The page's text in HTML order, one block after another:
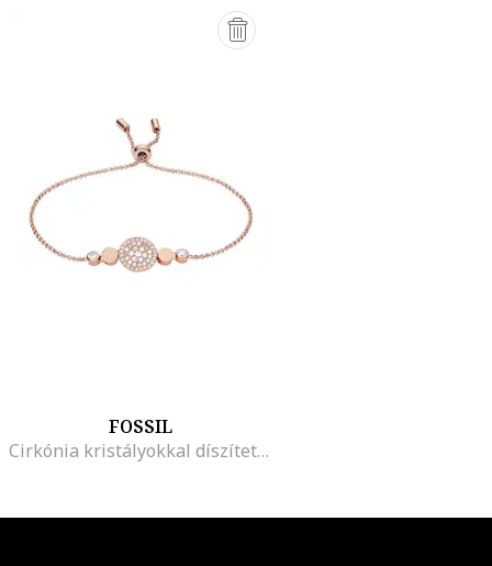
FOSSIL
Cirkónia kristályokkal díszített állítható rozsdamentes acél karkötő